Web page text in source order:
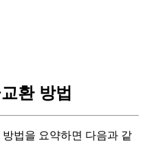
환 방법
법을 요약하면 다음과 같